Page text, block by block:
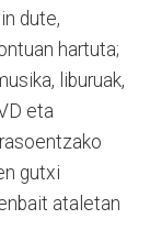
dute,
hartuta;
liburuak,
eta
gutxi
ataletan